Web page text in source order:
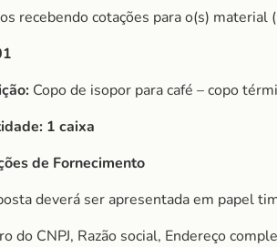
recebendo cotações para o(s) material
Copo de isopor para café – copo
1 caixa
de Fornecimento
deverá ser apresentada em papel
do CNPJ, Razão social, Endereço